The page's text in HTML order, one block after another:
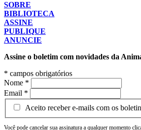
SOBRE
BIBLIOTECA
ASSINE
PUBLIQUE
ANUNCIE
Assine o boletim com novidades da
* campos obrigatórios
Nome *
Email *
Aceito receber e-mails com os
Você pode cancelar sua assinatura a qualquer momento